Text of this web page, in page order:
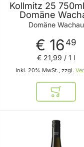
Kollmitz 25
Domäne
Domäne Wachau
€ 16 49
Inkl. 20% MwSt., zzgl.
€ 21,99 / 1 l
In den